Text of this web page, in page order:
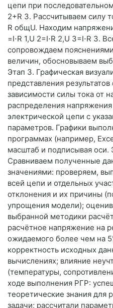
цепи при
2 ​ +R 3 ​ . Рассчитываем
R общ ​ U ​ . Находим
=I⋅R 1 ​ ,U 2 ​ =I⋅R 2 ​ ,U 3 ​ =I⋅R 3
сопровождаем
величин, обосновываем
Этап 3. Графическая
представления
зависимости силы тока от
распределения
электрической цепи с
параметров. Графики
программах (например,
масштаб и подписывая оси.
Сравниваем полученные
значениями: проверяем,
всей цепи и отдельных
отклонения и их причины
упрощения модели);
выбранной методики
расчётное напряжение на
ожидаемого более чем на
корректность исходных
вычислениях; влияние
(температуры,
ходе выполнения РГР:
теоретические знания для
задачи; рассчитали